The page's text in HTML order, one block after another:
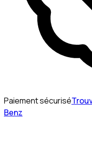
Paiement sécurisé
Benz